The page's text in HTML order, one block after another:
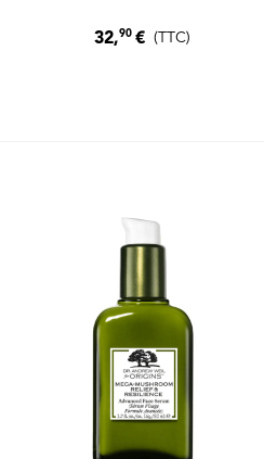
32,90€ (TTC)